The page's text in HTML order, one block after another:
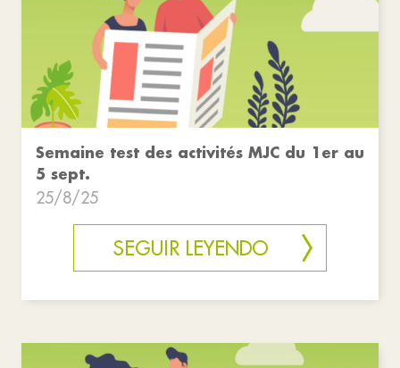
Semaine test des activités MJC du 1er au
5 sept.
25/8/25
SEGUIR LEYENDO